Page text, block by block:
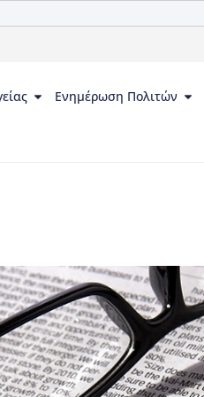
Ενημέρωση Πολιτών